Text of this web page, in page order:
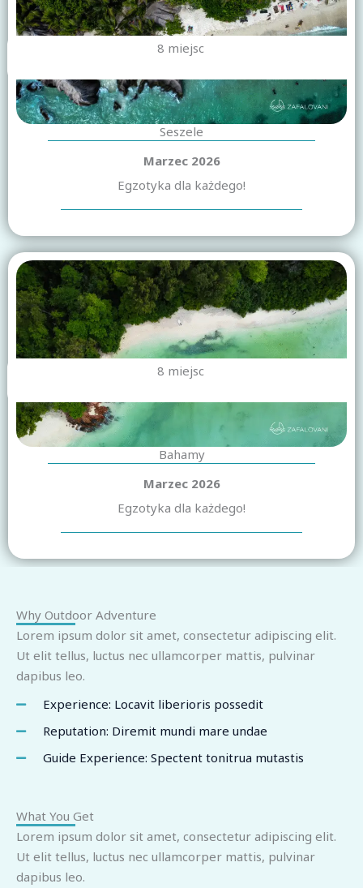
Seszele
Marzec 2026
Egzotyka dla każdego!
8 miejsc
Bahamy
Marzec 2026
Egzotyka dla każdego!
8 miejsc
Why Outdoor Adventure
Lorem ipsum dolor sit amet, consectetur adipiscing elit.
Ut elit tellus, luctus nec ullamcorper mattis, pulvinar
dapibus leo.
Experience: Locavit liberioris possedit
Reputation: Diremit mundi mare undae
Guide Experience: Spectent tonitrua mutastis
What You Get
Lorem ipsum dolor sit amet, consectetur adipiscing elit.
Ut elit tellus, luctus nec ullamcorper mattis, pulvinar
dapibus leo.